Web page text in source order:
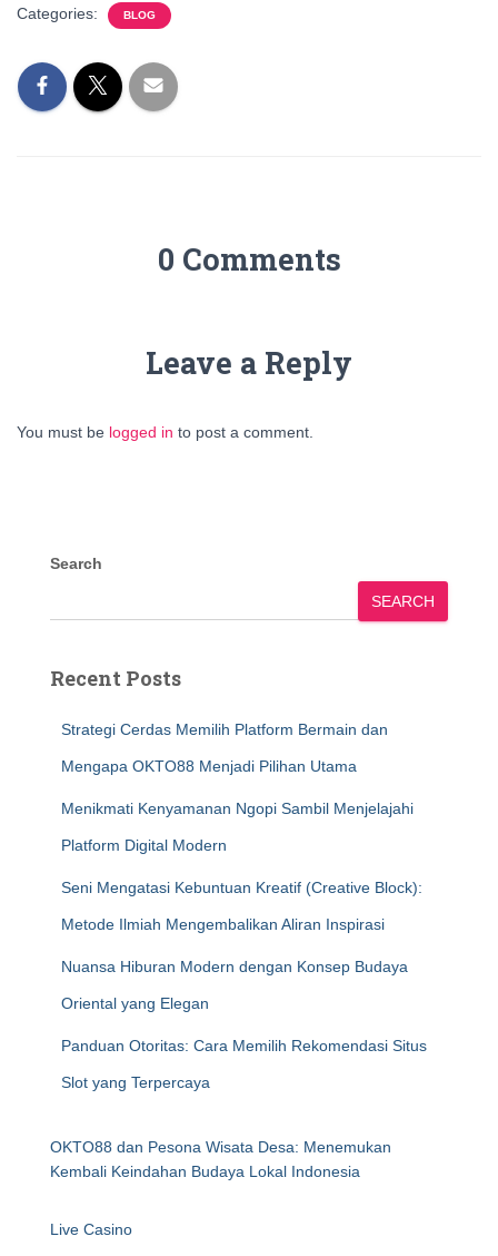
Categories: BLOG
0 Comments
Leave a Reply
You must be logged in to post a comment.
Search
SEARCH
Recent Posts
Strategi Cerdas Memilih Platform Bermain dan
Mengapa OKTO88 Menjadi Pilihan Utama
Menikmati Kenyamanan Ngopi Sambil Menjelajahi
Platform Digital Modern
Seni Mengatasi Kebuntuan Kreatif (Creative Block):
Metode Ilmiah Mengembalikan Aliran Inspirasi
Nuansa Hiburan Modern dengan Konsep Budaya
Oriental yang Elegan
Panduan Otoritas: Cara Memilih Rekomendasi Situs
Slot yang Terpercaya
OKTO88 dan Pesona Wisata Desa: Menemukan
Kembali Keindahan Budaya Lokal Indonesia
Live Casino